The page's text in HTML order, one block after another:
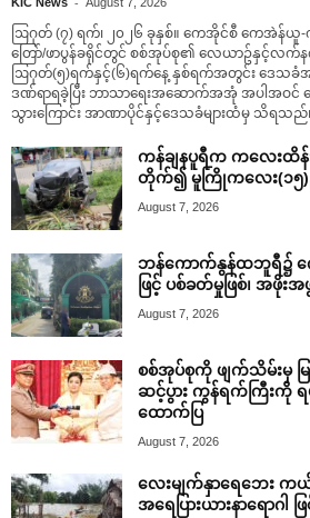
KIC News August 7, 2026
ဩဂုတ် (၇) ရက်၊ ၂၀၂၆ ခုနှစ်။ ကေအိုင်စီ ကေအဲန်ယူ-
တြော်/ဖာပွန်ခရိုင်တွင် စစ်အုပ်စု၏ လေယာဥ်နှင့်လက်
ဩဂုတ်(၅)ရက်နှင့်(၆)ရက်နေ့ နှစ်ရက်အတွင်း ဒေသခံအမ
ဒဏ်ရာရခဲ့ပြီး ဘာသာရေးအဆောက်အအုံ အပါအဝင်
သွားကြောင်း အာဏာပိုင်နှင့်ဒေသခံများထံမှ သိရ
ကန်ချနပူရီက ကလေးထိန်
တိုက်၍ မူကြိုကလေး(၁၅)
August 7, 2026
ဘန်ကောက်နွန်ထဘူရီ၌ က
ဖြင့် ပစ်ခတ်မှုဖြစ်၊ အဖိုး
August 7, 2026
စစ်အုပ်စုကို ဖျက်သိမ်းမှ
ဆင့်ပွား ကွန်ရက်ကြီးကို
ထောက်ပြ
August 7, 2026
လေးမျက်နှာရေဘေး
အရေပြားယားနာရောဂါ ဖြ